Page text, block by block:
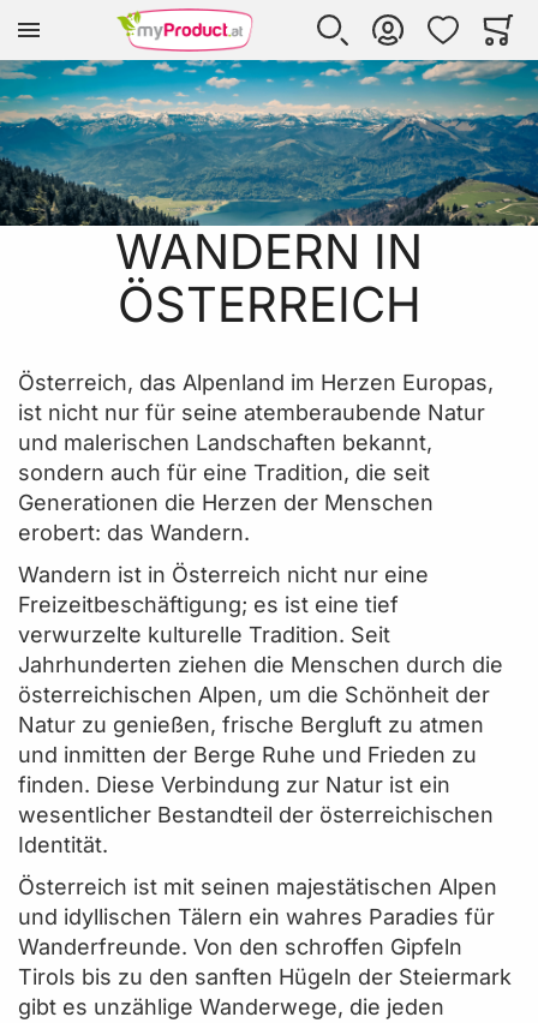
Zur Homepage
SUCHE
KONTO WUNSCHLISTE
WANDERN IN
ÖSTERREICH
Österreich, das Alpenland im Herzen Europas,
ist nicht nur für seine atemberaubende Natur
und malerischen Landschaften bekannt,
sondern auch für eine Tradition, die seit
Generationen die Herzen der Menschen
erobert: das Wandern.
Wandern ist in Österreich nicht nur eine
Freizeitbeschäftigung; es ist eine tief
verwurzelte kulturelle Tradition. Seit
Jahrhunderten ziehen die Menschen durch die
österreichischen Alpen, um die Schönheit der
Natur zu genießen, frische Bergluft zu atmen
und inmitten der Berge Ruhe und Frieden zu
finden. Diese Verbindung zur Natur ist ein
wesentlicher Bestandteil der österreichischen
Identität.
Österreich ist mit seinen majestätischen Alpen
und idyllischen Tälern ein wahres Paradies für
Wanderfreunde. Von den schroffen Gipfeln
Tirols bis zu den sanften Hügeln der Steiermark
gibt es unzählige Wanderwege, die jeden